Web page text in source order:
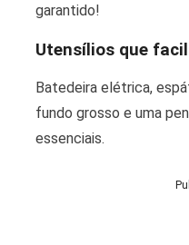
garantido!
Utensílios que
Batedeira elétrica,
fundo grosso e uma
essenciais.